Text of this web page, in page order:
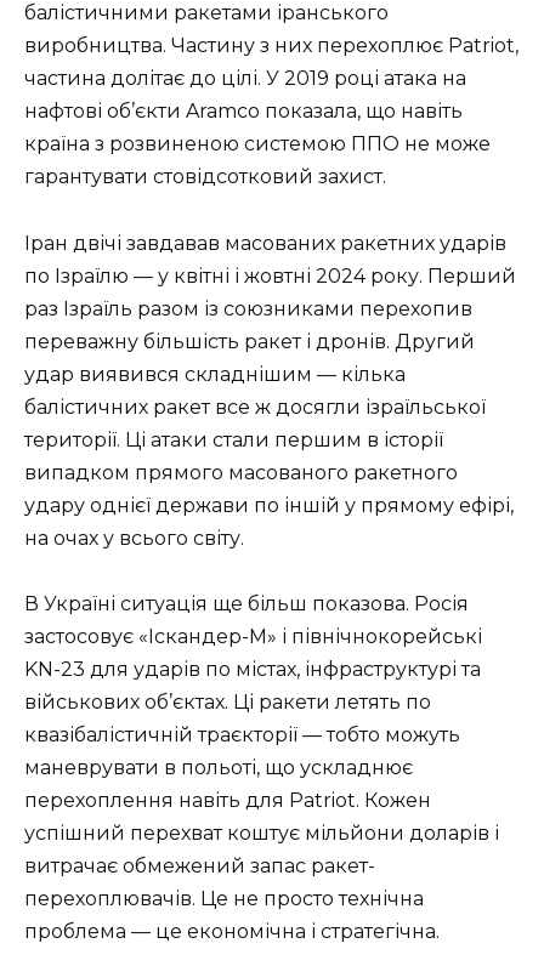
балістичними ракетами іранського
виробництва. Частину з них перехоплює Patriot,
частина долітає до цілі. У 2019 році атака на
нафтові об’єкти Aramco показала, що навіть
країна з розвиненою системою ППО не може
гарантувати стовідсотковий захист.
Іран двічі завдавав масованих ракетних ударів
по Ізраїлю — у квітні і жовтні 2024 року. Перший
раз Ізраїль разом із союзниками перехопив
переважну більшість ракет і дронів. Другий
удар виявився складнішим — кілька
балістичних ракет все ж досягли ізраїльської
території. Ці атаки стали першим в історії
випадком прямого масованого ракетного
удару однієї держави по іншій у прямому ефірі,
на очах у всього світу.
В Україні ситуація ще більш показова. Росія
застосовує «Іскандер-М» і північнокорейські
KN-23 для ударів по містах, інфраструктурі та
військових об’єктах. Ці ракети летять по
квазібалістичній траєкторії — тобто можуть
маневрувати в польоті, що ускладнює
перехоплення навіть для Patriot. Кожен
успішний перехват коштує мільйони доларів і
витрачає обмежений запас ракет-
перехоплювачів. Це не просто технічна
проблема — це економічна і стратегічна.